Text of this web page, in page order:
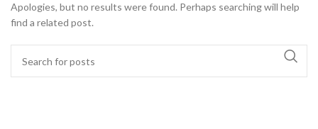
Apologies, but no results were found. Perhaps searching will help
find a related post.